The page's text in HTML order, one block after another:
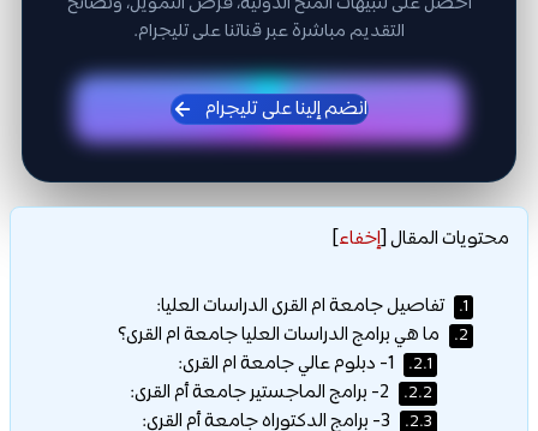
التقديم مباشرة عبر قناتنا على تليجرام.
انضم إلينا على تليجرام
محتويات المقال[إخفاء]
1. تفاصيل جامعة ام القرى الدراسات العليا:
2. ما هي برامج الدراسات العليا جامعة ام القرى؟
2.1.
2.2.
2.3.